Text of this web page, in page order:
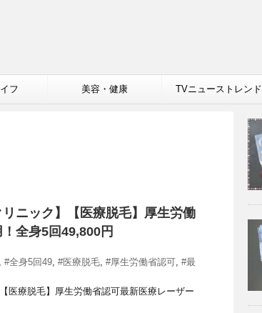
フ 美容・健康 TVニューストレンド
ニック】【医療脱毛】厚生労働
全身5回49,800円
, #全身5回49, #医療脱毛, #厚生労働省認可, #最
医療脱毛】厚生労働省認可最新医療レーザー